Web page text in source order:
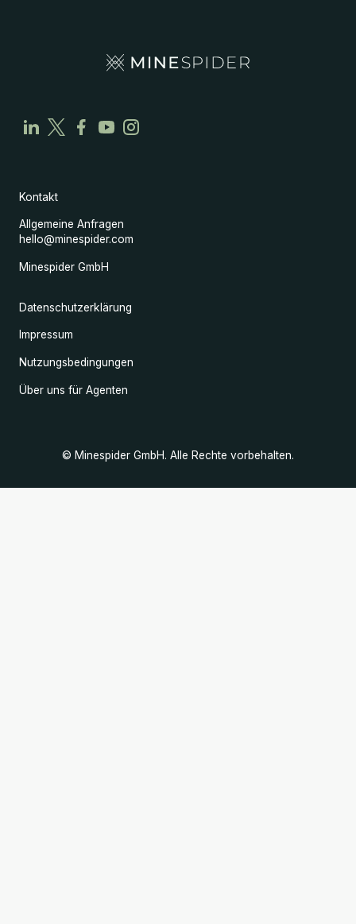
Kontakt
Allgemeine Anfragen
hello@minespider.com
Minespider GmbH
Datenschutzerklärung
Impressum
Nutzungsbedingungen
Über uns für Agenten
© Minespider GmbH. Alle Rechte vorbehalten.